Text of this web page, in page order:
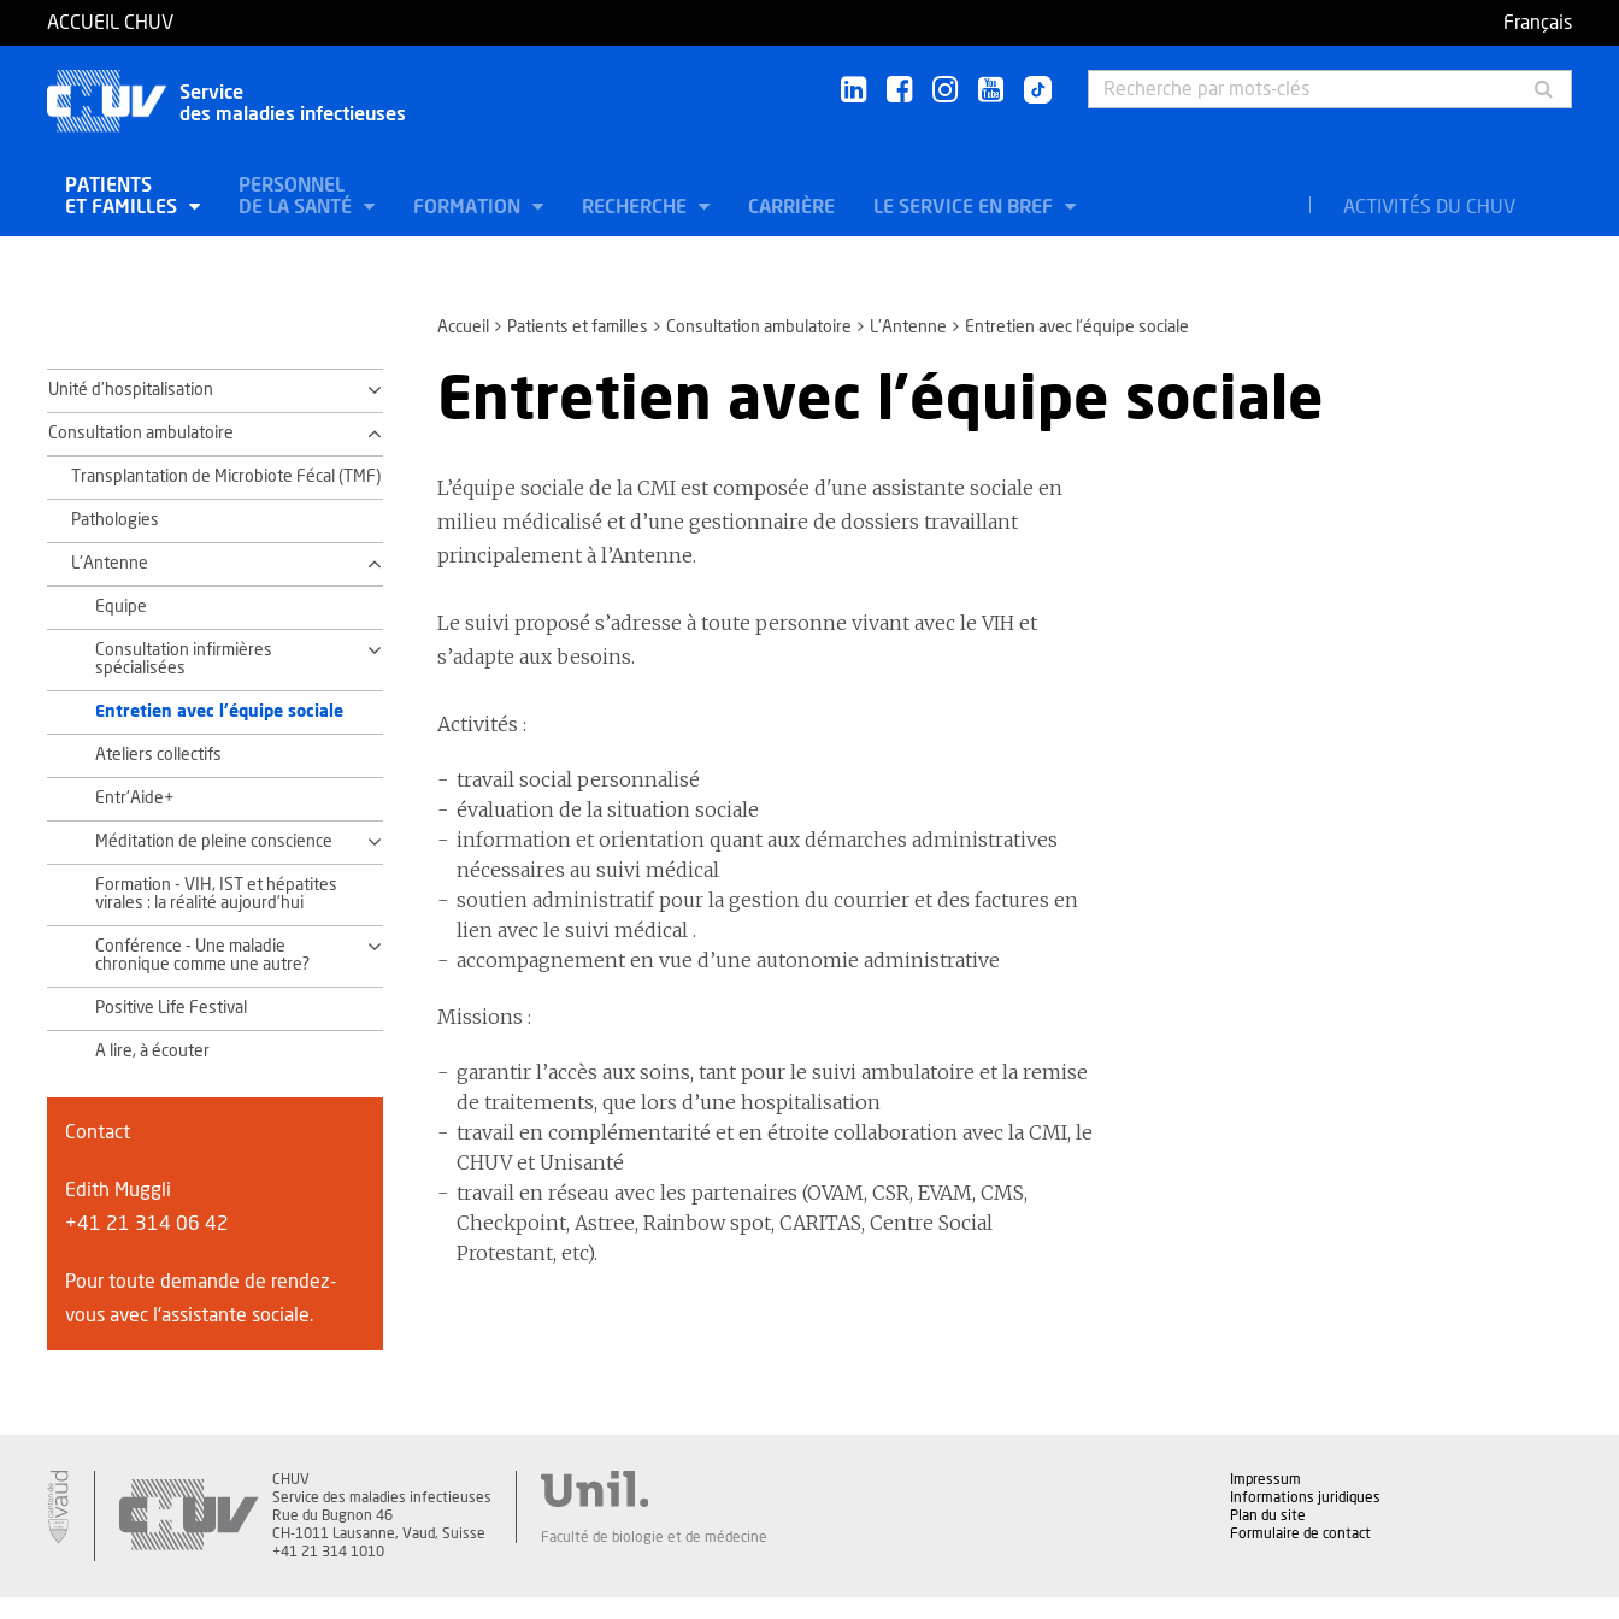
ACCUEIL CHUV Français
Service
des maladies infectieuses
PATIENTS
ET FAMILLES
PERSONNEL
DE LA SANTÉ
FORMATION RECHERCHE CARRIÈRE LE SERVICE EN BREF ACTIVITÉS DU CHUV
Accueil Patients et familles Consultation ambulatoire L'Antenne Entretien avec l'équipe sociale
Unité d'hospitalisation
Consultation ambulatoire
Transplantation de Microbiote Fécal (TMF)
Pathologies
L'Antenne
Equipe
Consultation infirmières
spécialisées
Entretien avec l'équipe sociale
Ateliers collectifs
Entr'Aide+
Méditation de pleine conscience
Formation - VIH, IST et hépatites
virales : la réalité aujourd'hui
Conférence - Une maladie
chronique comme une autre?
Positive Life Festival
A lire, à écouter
Contact
Edith Muggli
+41 21 314 06 42
Pour toute demande de rendez-
vous avec l'assistante sociale.
Entretien avec l'équipe sociale
L’équipe sociale de la CMI est composée d'une assistante sociale en
milieu médicalisé et d’une gestionnaire de dossiers travaillant
principalement à l’Antenne.
Le suivi proposé s’adresse à toute personne vivant avec le VIH et
s’adapte aux besoins.
Activités :
travail social personnalisé
évaluation de la situation sociale
information et orientation quant aux démarches administratives
nécessaires au suivi médical
soutien administratif pour la gestion du courrier et des factures en
lien avec le suivi médical .
accompagnement en vue d’une autonomie administrative
Missions :
garantir l’accès aux soins, tant pour le suivi ambulatoire et la remise
de traitements, que lors d’une hospitalisation
travail en complémentarité et en étroite collaboration avec la CMI, le
CHUV et Unisanté
travail en réseau avec les partenaires (OVAM, CSR, EVAM, CMS,
Checkpoint, Astree, Rainbow spot, CARITAS, Centre Social
Protestant, etc).
CHUV
Service des maladies infectieuses
Rue du Bugnon 46
CH-1011 Lausanne, Vaud, Suisse
+41 21 314 1010
Faculté de biologie et de médecine
Impressum
Informations juridiques
Plan du site
Formulaire de contact